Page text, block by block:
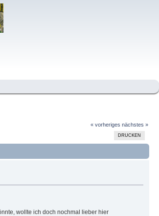
« vorheriges nächstes »
DRUCKEN
wollte ich doch nochmal lieber hier